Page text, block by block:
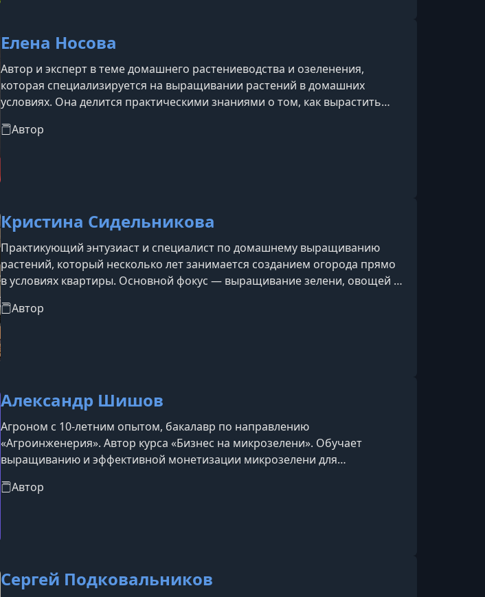
Елена Носова
Автор и эксперт в теме домашнего растениеводства и озеленения,
которая специализируется на выращивании растений в домашних
условиях. Она делится практическими знаниями о том, как вырастить
большого пространства.В своей деятельности она делает акцент на
Автор
Кристина Сидельникова
Практикующий энтузиаст и специалист по домашнему выращиванию
растений, который несколько лет занимается созданием огорода прямо
в условиях квартиры. Основной фокус — выращивание зелени, овощей и
кухне или балконе. Автор проекта Домашний огородник, огород в
Автор
Александр Шишов
Агроном с 10-летним опытом, бакалавр по направлению
«Агроинженерия». Автор курса «Бизнес на микрозелени». Обучает
выращиванию и эффективной монетизации микрозелени для
Автор
Сергей Подковальников